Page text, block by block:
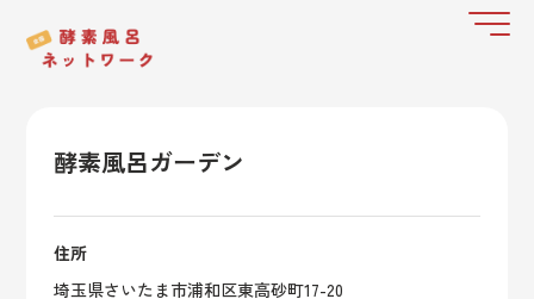
酵素風呂ガーデン
住所
埼玉県さいたま市浦和区東高砂町17-20